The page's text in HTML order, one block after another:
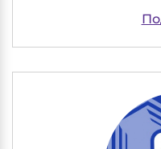
Травматологи-